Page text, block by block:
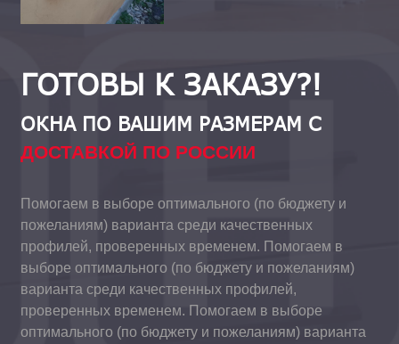
ГОТОВЫ К ЗАКАЗУ?!
ОКНА ПО ВАШИМ РАЗМЕРАМ С
ДОСТАВКОЙ ПО РОССИИ
Помогаем в выборе оптимального (по бюджету и
пожеланиям) варианта среди качественных
профилей, проверенных временем. Помогаем в
выборе оптимального (по бюджету и пожеланиям)
варианта среди качественных профилей,
проверенных временем. Помогаем в выборе
оптимального (по бюджету и пожеланиям) варианта